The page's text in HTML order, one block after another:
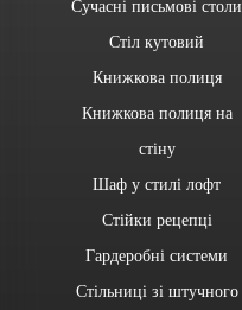
Сучасні письмові столи
Стіл кутовий
Книжкова полиця
Книжкова полиця на
стіну
Шаф у стилі лофт
Стійки рецепці
Гардеробні системи
Стільниці зі штучного